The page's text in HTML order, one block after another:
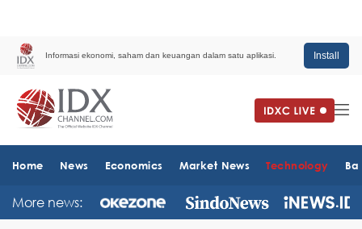
Informasi ekonomi, saham dan keuangan dalam satu aplikasi. Install
Home News Economics Market News Technology
More news: